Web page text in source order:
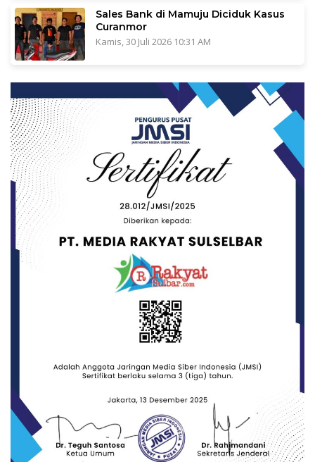
Sales Bank di Mamuju Diciduk Kasus
Curanmor
Kamis, 30 Juli 2026 10:31 AM